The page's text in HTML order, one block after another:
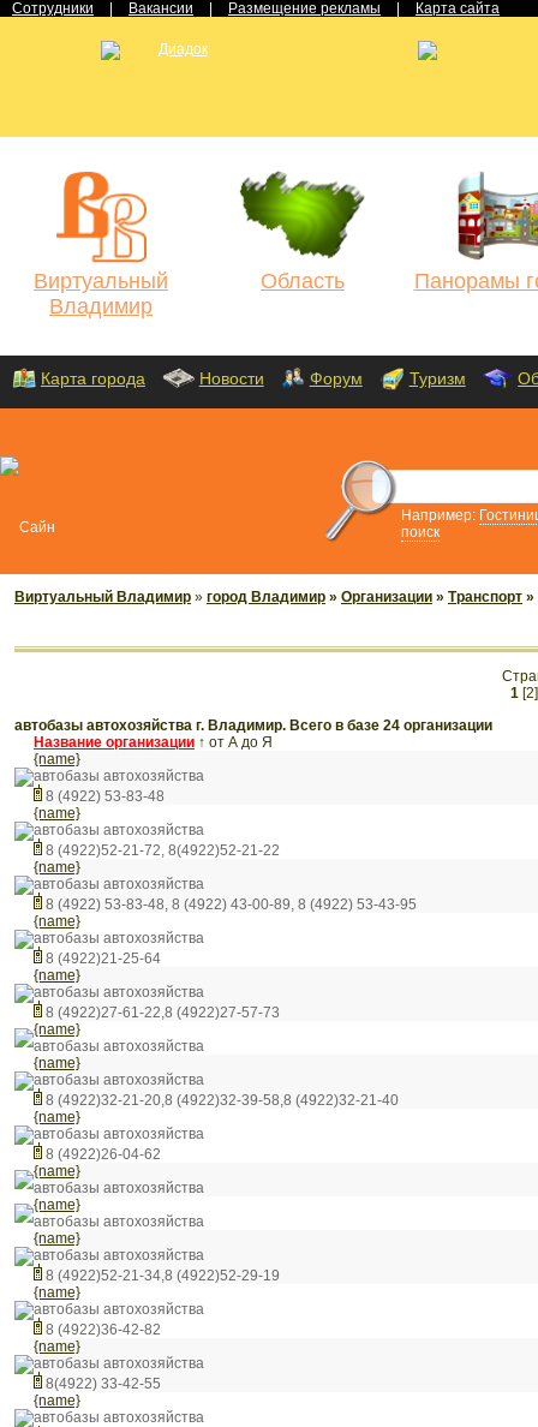
Сотрудники Вакансии Размещение рекламы Карта сайта
Виртуальный
Владимир
Область Панорамы
Карта города Новости Форум Туризм
Например:
поиск
Виртуальный Владимир » город Владимир » Организации » Транспорт »
1 [2]
автобазы автохозяйства г. Владимир. Всего в базе 24 организации
Название организации ↑ от А до Я
{name}
автобазы автохозяйства
8 (4922) 53-83-48
{name}
автобазы автохозяйства
8 (4922)52-21-72, 8(4922)52-21-22
{name}
автобазы автохозяйства
8 (4922) 53-83-48, 8 (4922) 43-00-89, 8 (4922) 53-43-95
{name}
автобазы автохозяйства
8 (4922)21-25-64
{name}
автобазы автохозяйства
8 (4922)27-61-22,8 (4922)27-57-73
{name}
автобазы автохозяйства
{name}
автобазы автохозяйства
8 (4922)32-21-20,8 (4922)32-39-58,8 (4922)32-21-40
{name}
автобазы автохозяйства
8 (4922)26-04-62
{name}
автобазы автохозяйства
{name}
автобазы автохозяйства
{name}
автобазы автохозяйства
8 (4922)52-21-34,8 (4922)52-29-19
{name}
автобазы автохозяйства
8 (4922)36-42-82
{name}
автобазы автохозяйства
8(4922) 33-42-55
{name}
автобазы автохозяйства